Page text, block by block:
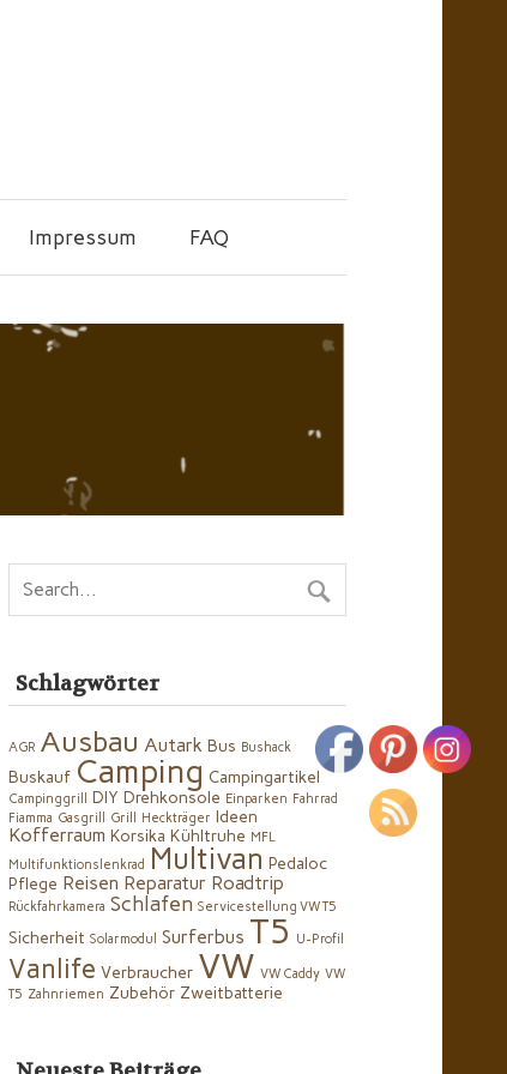
Impressum FAQ
Schlagwörter
AGR Ausbau Autark Bus Bushack
Buskauf Camping Campingartikel
Campinggrill DIY Drehkonsole Einparken Fahrrad
Fiamma Gasgrill Grill Heckträger Ideen
Kofferraum Korsika Kühltruhe MFL
Multifunktionslenkrad
Multivan Pedaloc
Pflege Reisen Reparatur Roadtrip
Rückfahrkamera Schlafen Servicestellung VW T5
Sicherheit Solarmodul Surferbus T5 U-Profil
Vanlife Verbraucher VW VW Caddy VW
T5 Zahnriemen Zubehör Zweitbatterie